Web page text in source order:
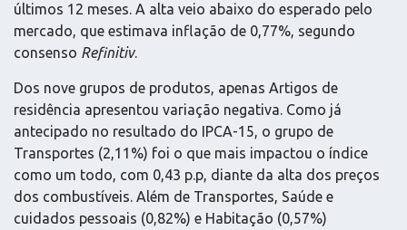
últimos 12 meses. A alta veio abaixo do esperado pelo
mercado, que estimava inflação de 0,77%, segundo
consenso Refinitiv.
Dos nove grupos de produtos, apenas Artigos de
residência apresentou variação negativa. Como já
antecipado no resultado do IPCA-15, o grupo de
Transportes (2,11%) foi o que mais impactou o índice
como um todo, com 0,43 p.p, diante da alta dos preços
dos combustíveis. Além de Transportes, Saúde e
cuidados pessoais (0,82%) e Habitação (0,57%)